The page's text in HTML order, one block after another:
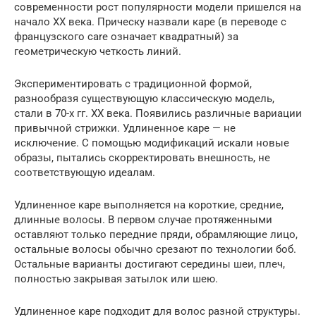
современности рост популярности модели пришелся на
начало XX века. Прическу назвали каре (в переводе с
французского care означает квадратный) за
геометрическую четкость линий.
Экспериментировать с традиционной формой,
разнообразя существующую классическую модель,
стали в 70-х гг. XX века. Появились различные вариации
привычной стрижки. Удлиненное каре — не
исключение. С помощью модификаций искали новые
образы, пытались скорректировать внешность, не
соответствующую идеалам.
Удлиненное каре выполняется на короткие, средние,
длинные волосы. В первом случае протяженными
оставляют только передние пряди, обрамляющие лицо,
остальные волосы обычно срезают по технологии боб.
Остальные варианты достигают середины шеи, плеч,
полностью закрывая затылок или шею.
Удлиненное каре подходит для волос разной структуры.